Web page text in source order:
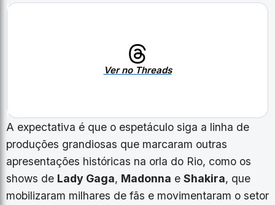
Ver no Threads
A expectativa é que o espetáculo siga a linha de
produções grandiosas que marcaram outras
apresentações históricas na orla do Rio, como os
shows de Lady Gaga, Madonna e Shakira, que
mobilizaram milhares de fãs e movimentaram o setor